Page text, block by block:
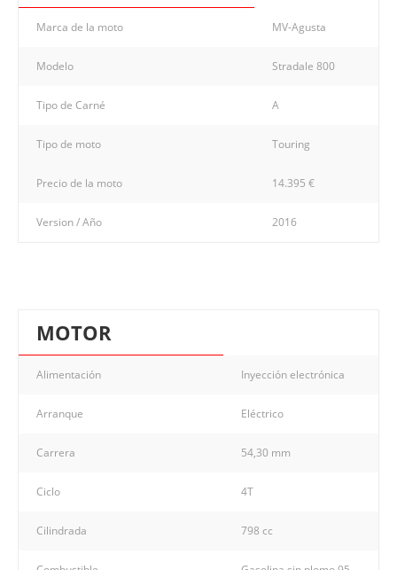
Marca de la moto MV-Agusta
Modelo Stradale 800
Tipo de Carné A
Tipo de moto Touring
Precio de la moto 14.395 €
Version / Año 2016
MOTOR
Alimentación Inyección electrónica
Arranque Eléctrico
Carrera 54,30 mm
Ciclo 4T
Cilindrada 798 cc